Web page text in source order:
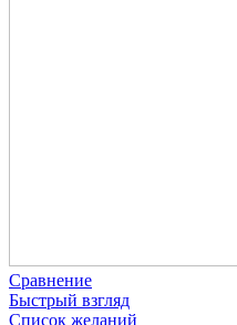
Сравнение
Быстрый взгляд
Список желаний